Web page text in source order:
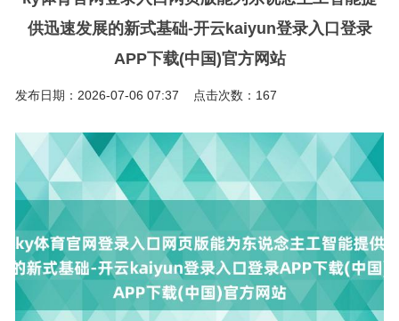
供迅速发展的新式基础-开云kaiyun登录入口登录
APP下载(中国)官方网站
发布日期：2026-07-06 07:37 点击次数：167